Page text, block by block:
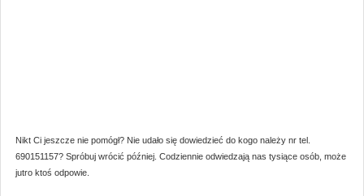
Nikt Ci jeszcze nie pomógł? Nie udało się dowiedzieć do kogo należy nr tel.
690151157? Spróbuj wrócić później. Codziennie odwiedzają nas tysiące osób, może
jutro ktoś odpowie.